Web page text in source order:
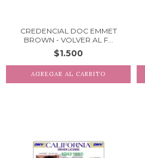
CREDENCIAL DOC EMMET
BROWN - VOLVER AL F...
$1.500